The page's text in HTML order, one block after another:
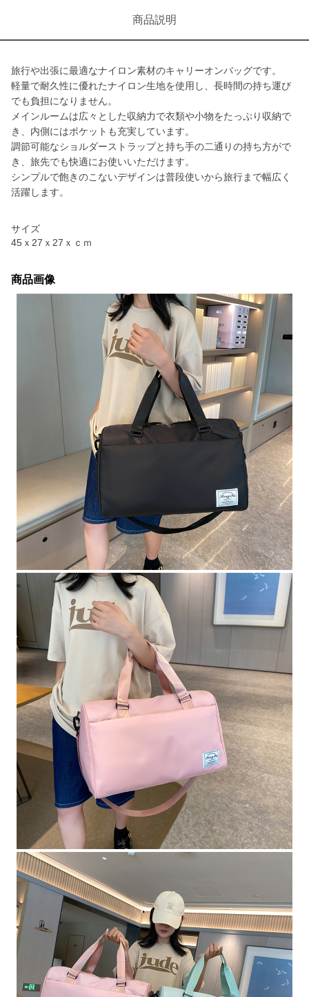
商品説明
旅行や出張に最適なナイロン素材のキャリーオンバッグです。
軽量で耐久性に優れたナイロン生地を使用し、長時間の持ち運び
でも負担になりません。
メインルームは広々とした収納力で衣類や小物をたっぷり収納で
き、内側にはポケットも充実しています。
調節可能なショルダーストラップと持ち手の二通りの持ち方がで
き、旅先でも快適にお使いいただけます。
シンプルで飽きのこないデザインは普段使いから旅行まで幅広く
活躍します。
サイズ
45ｘ27ｘ27ｘｃｍ
商品画像